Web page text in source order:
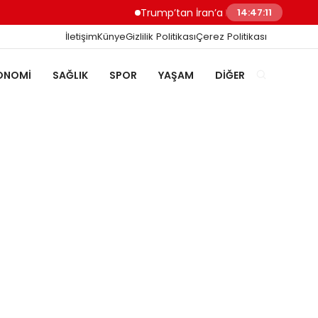
Trump’tan İran’a Müzakere Uyarısı Son
14:47:12
İletişimKünyeGizlilik PolitikasıÇerez Politikası
SAĞLIK SPOR YAŞAM DIĞER